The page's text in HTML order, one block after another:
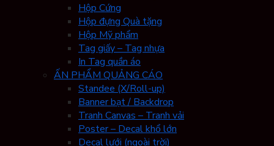
Hộp Cứng
Hộp đựng Quà tặng
Hộp Mỹ phẩm
Tag giấy – Tag nhựa
In Tag quần áo
ẤN PHẨM QUẢNG CÁO
Standee (X/Roll-up)
Banner bạt / Backdrop
Tranh Canvas – Tranh vải
Poster – Decal khổ lớn
Decal lưới (ngoài trời)